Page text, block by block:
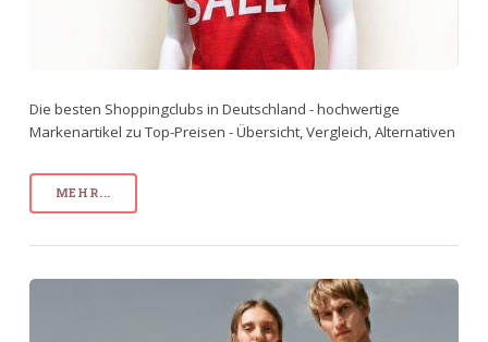
Die besten Shoppingclubs in Deutschland - hochwertige
Markenartikel zu Top-Preisen - Übersicht, Vergleich, Alternativen
MEHR...